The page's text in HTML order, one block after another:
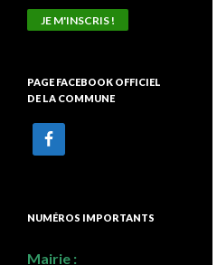
PAGE FACEBOOK OFFICIEL
DE LA COMMUNE
NUMÉROS IMPORTANTS
Mairie :